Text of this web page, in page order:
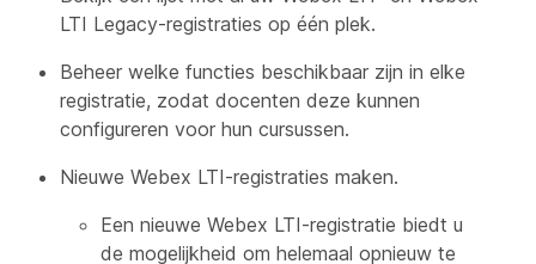
LTI Legacy-registraties op één plek.
Beheer welke functies beschikbaar zijn in elke
registratie, zodat docenten deze kunnen
configureren voor hun cursussen.
Nieuwe Webex LTI-registraties maken.
Een nieuwe Webex LTI-registratie biedt u
de mogelijkheid om helemaal opnieuw te